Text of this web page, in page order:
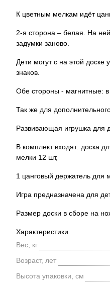
К цветным мелкам идёт
2-я сторона – белая. На
задумки заново.
Дети могут с на этой
знаков.
Обе стороны - магнитные:
Так же для
Развивающая игрушка для
В комплект входят: доска
мелки 12 шт,
1 цанговый держатель для
Игра предназначена для
Размер доски в сборе на
Характеристики
Вес, кг
Возраст, лет
Высота упаковки, см